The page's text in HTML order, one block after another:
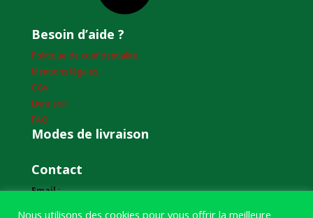
Besoin d’aide ?
Politique de confidentialité
Mentions légales
CGV
Livraison
FAQ
Modes de livraison
Contact
Email :
Nous utilisons des cookies pour vous offrir la meilleure